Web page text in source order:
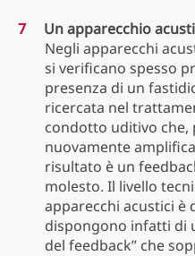
Un apparecchio
Negli apparecchi
si verificano spesso
presenza di un
ricercata nel
condotto uditivo che,
nuovamente
risultato è un
molesto. Il livello
apparecchi acustici è
dispongono infatti di
del feedback” che